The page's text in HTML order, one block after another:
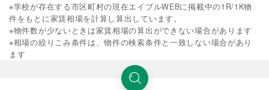
※学校が存在する市区町村の現在エイブルWEBに掲載中の1R/1K物
件をもとに家賃相場を計算し算出しています。
※物件数が少ないときは家賃相場の算出ができない場合があります
※相場の絞りこみ条件は、物件の検索条件と一致しない場合があり
ます